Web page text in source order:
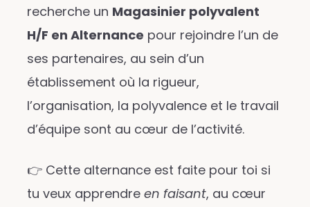
recherche un Magasinier polyvalent
H/F en Alternance pour rejoindre l’un de
ses partenaires, au sein d’un
établissement où la rigueur,
l’organisation, la polyvalence et le travail
d’équipe sont au cœur de l’activité.
👉 Cette alternance est faite pour toi si
tu veux apprendre en faisant, au cœur